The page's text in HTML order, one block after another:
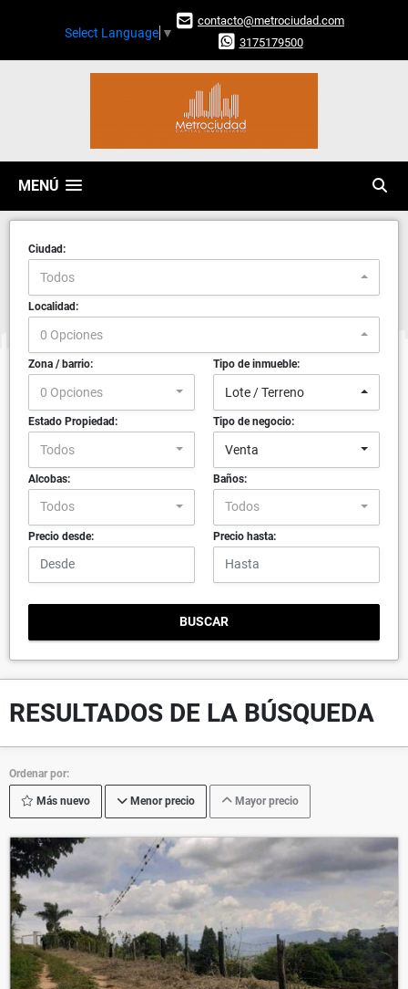
Select Language ▼
contacto@metrociudad.com
3175179500
MENÚ
Ciudad:
Todos
Localidad:
0 Opciones
Zona / barrio:
0 Opciones
Tipo de inmueble:
Lote / Terreno
Estado Propiedad:
Todos
Tipo de negocio:
Venta
Alcobas:
Todos
Baños:
Todos
Precio desde: Precio hasta:
BUSCAR
RESULTADOS DE LA BÚSQUEDA
Ordenar por:
Más nuevo Menor precio Mayor precio